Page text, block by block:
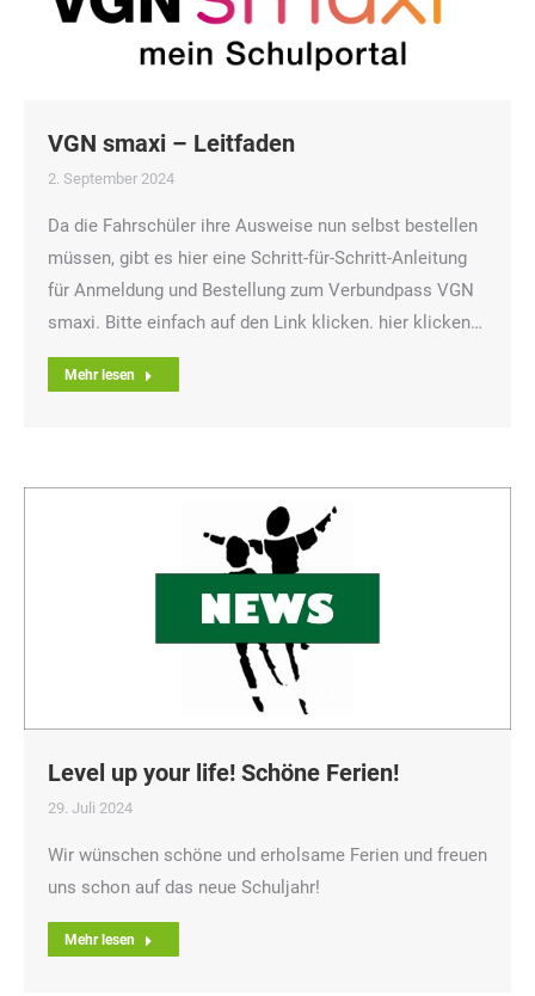
VGN smaxi – Leitfaden
2. September 2024
Da die Fahrschüler ihre Ausweise nun selbst bestellen
müssen, gibt es hier eine Schritt-für-Schritt-Anleitung
für Anmeldung und Bestellung zum Verbundpass VGN
smaxi. Bitte einfach auf den Link klicken. hier klicken…
Mehr lesen
Level up your life! Schöne Ferien!
29. Juli 2024
Wir wünschen schöne und erholsame Ferien und freuen
uns schon auf das neue Schuljahr!
Mehr lesen